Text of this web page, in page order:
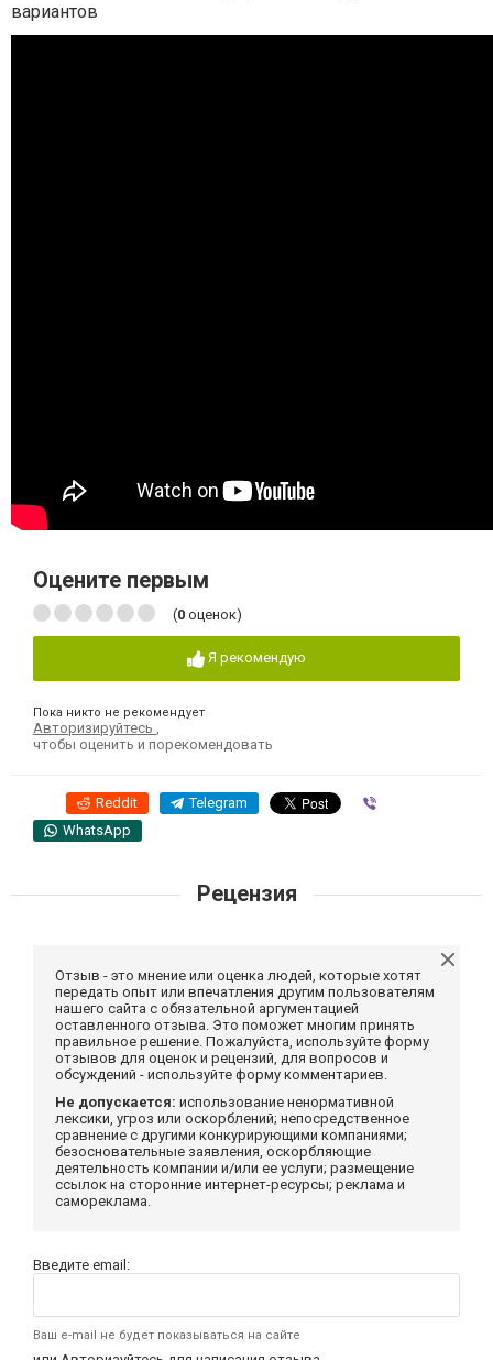
вариантов
Оцените первым
(0 оценок)
Я рекомендую
Пока никто не рекомендует
Авторизируйтесь
чтобы оценить и порекомендовать
Reddit Telegram
WhatsApp
Рецензия
Отзыв - это мнение или оценка людей, которые хотят
передать опыт или впечатления другим пользователям
нашего сайта с обязательной аргументацией
оставленного отзыва. Это поможет многим принять
правильное решение. Пожалуйста, используйте форму
отзывов для оценок и рецензий, для вопросов и
обсуждений - используйте форму комментариев.
Не допускается: использование ненормативной
лексики, угроз или оскорблений; непосредственное
сравнение с другими конкурирующими компаниями;
безосновательные заявления, оскорбляющие
деятельность компании и/или ее услуги; размещение
ссылок на сторонние интернет-ресурсы; реклама и
самореклама.
Введите email:
Ваш e-mail не будет показываться на сайте